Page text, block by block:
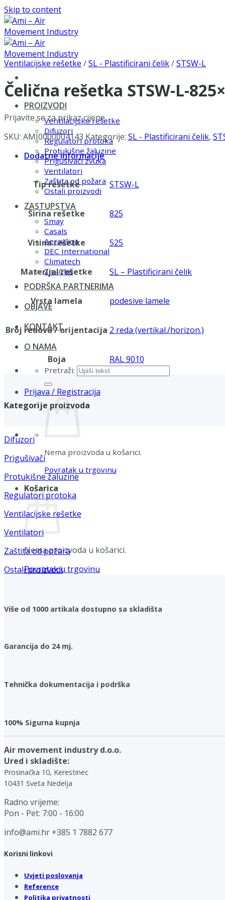
Skip to content
PROIZVODI
Ventilacijske rešetke
Difuzori
Regulatori protoka
Protukišne žaluzine
Prigušivači zvuka
Ventilatori
Zaštita od požara
Ostali proizvodi
ZASTUPSTVA
Smay
Casals
Aerauliqa
DEC International
Climatech
Zip-Clip
PODRŠKA PARTNERIMA
OBJAVE
KONTAKT
O NAMA
Pretraži:
Prijava / Registracija
Nema proizvoda u košarici.
Povratak u trgovinu
Košarica
Nema proizvoda u košarici.
Povratak u trgovinu
Ventilacijske rešetke /SL - Plastificirani čelik/STSW-L
Čelična rešetka STSW-L-
Prijavite se za prikaz cijene
SKU: AMI0000004143 Kategorije: SL - Plastificirani čelik,
Dodatne informacije
Tip rešetke STSW-L
Širina rešetke 825
Visina rešetke 525
Materijal rešetke SL – Plastificirani čelik
Vrsta lamela podesive lamele
Broj redova / orijentacija 2 reda (vertikal./horizon.)
Boja RAL 9010
Kategorije proizvoda
Difuzori
Prigušivači
Protukišne žaluzine
Regulatori protoka
Ventilacijske rešetke
Ventilatori
Zaštita od požara
Ostali proizvodi
Više od 1000 artikala dostupno sa skladišta
Garancija do 24 mj.
Tehnička dokumentacija i podrška
100% Sigurna kupnja
Air movement industry d.o.o.
Ured i skladište:
Prosinačka 10, Kerestinec
10431 Sveta Nedelja
Radno vrijeme:
Pon - Pet: 7:00 - 16:00
info@ami.hr +385 1 7882 677
Korisni linkovi
Uvjeti poslovanja
Reference
Politika privatnosti